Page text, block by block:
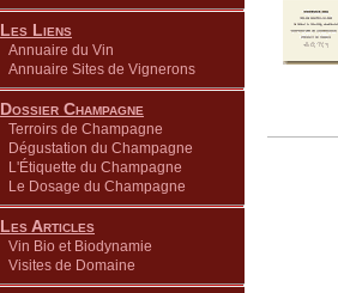
Les Liens
Annuaire du Vin
Annuaire Sites de Vignerons
Dossier Champagne
Terroirs de Champagne
Dégustation du Champagne
L'Étiquette du Champagne
Le Dosage du Champagne
Les Articles
Vin Bio et Biodynamie
Visites de Domaine